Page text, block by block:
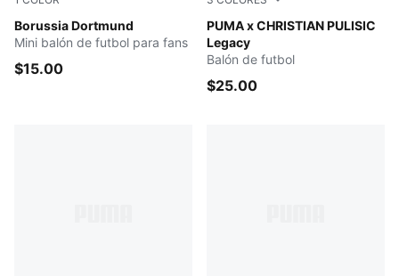
Borussia Dortmund
PUMA Black-Matte Puma Gold
Mini balón de futbol para fans
$15.00
PUMA x CHRISTIAN PULISIC
Legacy
PUMA Red-PUMA Black
Balón de futbol
$25.00